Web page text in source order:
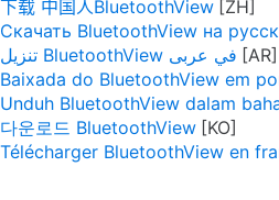
下载 中国人BluetoothView
Скачать BluetoothView на
تنزيل BluetoothView في عربى
Baixada do BluetoothView em
Unduh BluetoothView dalam
다운로드 BluetoothView
Télécharger BluetoothView en